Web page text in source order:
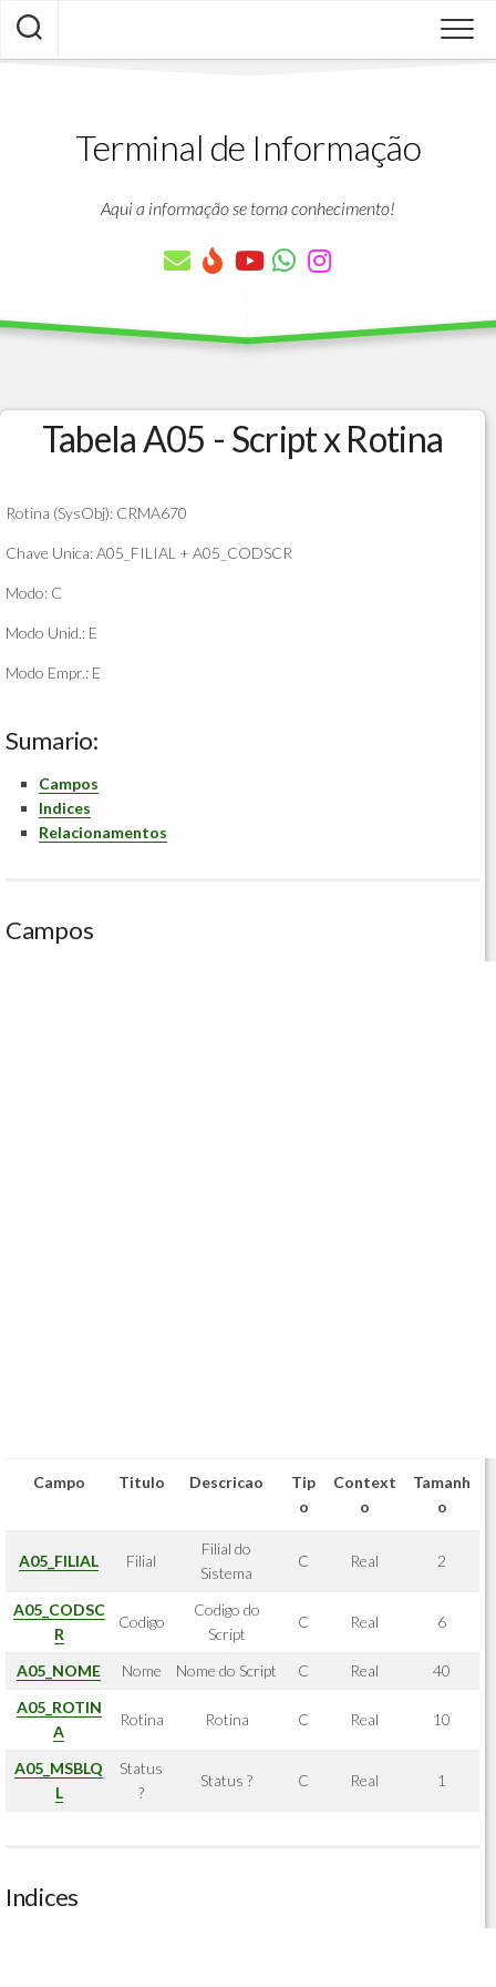
Skip
content
Terminal de Informação
Aqui a informação se torna conhecimento!
Tabela A05 - Script x Rotina
Rotina (SysObj): CRMA670
Chave Unica: A05_FILIAL + A05_CODSCR
Modo: C
Modo Unid.: E
Modo Empr.: E
Sumario:
Campos
Indices
Relacionamentos
Campos
Campo Titulo Descricao
Tip
o
Context
o
Tamanh
o
A05_FILIAL Filial
Filial do
Sistema
C Real 2
A05_CODSC
R
Codigo
Codigo do
Script
C Real 6
A05_NOME Nome Nome do Script C Real
40
A05_ROTIN
A
Rotina Rotina C Real 10
A05_MSBLQ
L
Status
?
Status ? C Real 1
Indices